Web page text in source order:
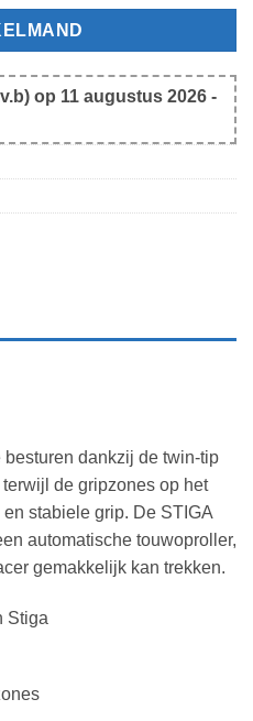
op 11 augustus 2026 -
dankzij de twin-tip
de gripzones op het
stabiele grip. De STIGA
automatische touwoproller,
gemakkelijk kan trekken.
Stiga